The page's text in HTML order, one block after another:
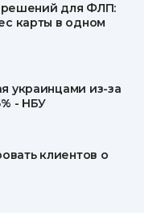
решений для ФЛП:
карты в одном
украинцами из-за
- НБУ
клиентов о